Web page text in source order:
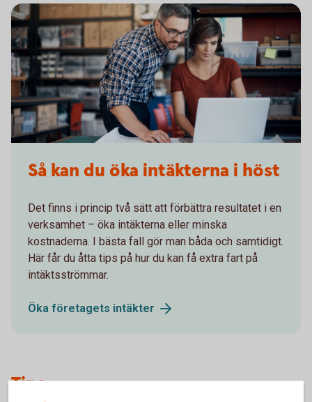
Så kan du öka intäkterna i höst
Det finns i princip två sätt att förbättra resultatet i en
verksamhet – öka intäkterna eller minska
kostnaderna. I bästa fall gör man båda och samtidigt.
Här får du åtta tips på hur du kan få extra fart på
intäktsströmmar.
Öka företagets intäkter
Tips